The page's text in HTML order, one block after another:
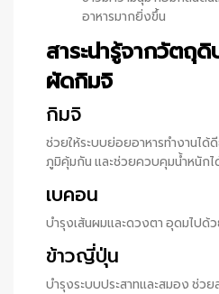
อาหารมากยิ่งขึ้น
สาระน่ารู้จากวัตถุ
ผัดกิมจิ
กิมจิ
ช่วยให้ระบบย่อยอาหารทำงานได้
ภูมิคุ้มกัน และช่วยควบคุมน้ำหนัก
เบคอน
บำรุงเส้นผมและดวงตา อุดมไปด้
ข้าวญี่ปุ่น
บำรุงระบบประสาทและสมอง ช่วย